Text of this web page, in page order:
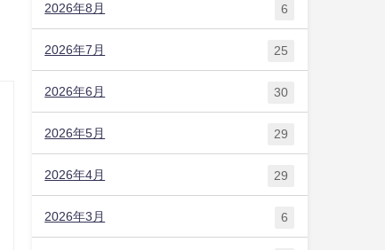
2026年8月 6
2026年7月 25
2026年6月 30
2026年5月 29
2026年4月 29
2026年3月 6